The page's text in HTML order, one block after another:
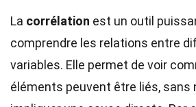
La corrélation est un outil
comprendre les relations entre
variables. Elle permet de voir
éléments peuvent être liés, sans